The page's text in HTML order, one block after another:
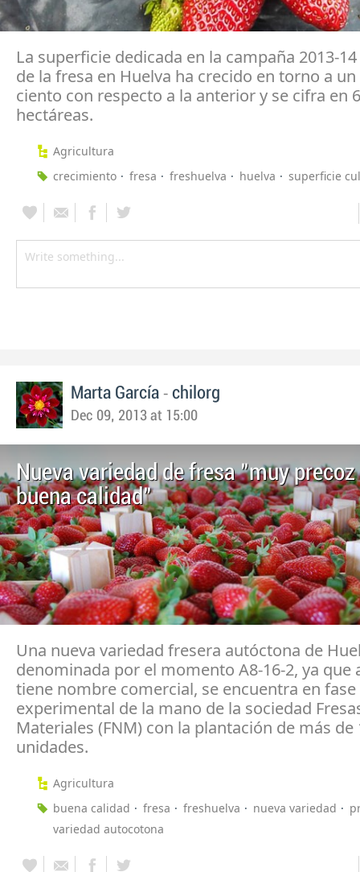
La superficie dedicada en la campaña 2013-
de la fresa en Huelva ha crecido en torno a
ciento con respecto a la anterior y se cifra en
hectáreas.
Agricultura
crecimiento
fresa freshuelva huelva superficie
Marta García - chilorg
Dec 09, 2013 at 15:00
Nueva variedad de fresa "muy precoz
buena calidad"
Una nueva variedad fresera autóctona de
denominada por el momento A8-16-2, ya que
tiene nombre comercial, se encuentra en fase
experimental de la mano de la sociedad
Materiales (FNM) con la plantación de más de
unidades.
Agricultura
buena calidad
fresa freshuelva nueva variedad
variedad autocotona